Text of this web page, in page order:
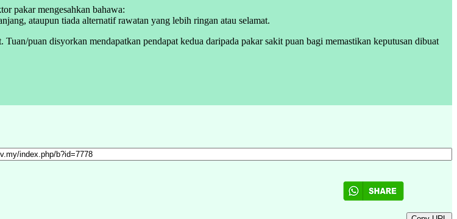
pakar mengesahkan bahawa:
ataupun tiada alternatif rawatan yang lebih ringan atau selamat.
puan disyorkan mendapatkan pendapat kedua daripada pakar sakit puan bagi memastikan keputusan dibuat